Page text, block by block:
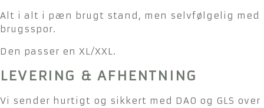
Alt i alt i pæn brugt stand, men selvfølgelig med
brugsspor.
Den passer en XL/XXL.
LEVERING & AFHENTNING
Vi sender hurtigt og sikkert med DAO og GLS over